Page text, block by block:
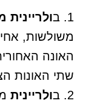
1. ב
ולריינית
משולשות,
האונה
שתי האונות
2. ב
ולריינית